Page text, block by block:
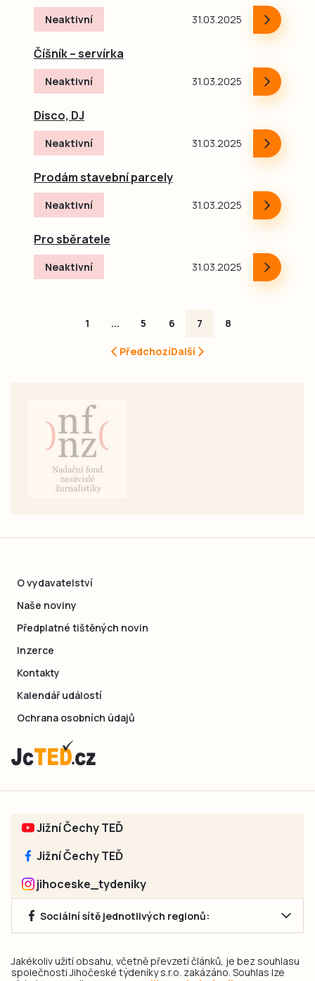
Neaktivní 31.03.2025
Číšník – servírka
Neaktivní 31.03.2025
Disco, DJ
Neaktivní 31.03.2025
Prodám stavební parcely
Neaktivní 31.03.2025
Pro sběratele
Neaktivní 31.03.2025
Předchozí
1 ... 5 6 7 8
Další
O vydavatelství
Naše noviny
Předplatné tištěných novin
Inzerce
Kontakty
Kalendář událostí
Ochrana osobních údajů
Jižní Čechy TEĎ
Jižní Čechy TEĎ
jihoceske_tydeniky
Sociální sítě jednotlivých regionů:
Jakékoliv užití obsahu, včetně převzetí článků, je bez souhlasu
společnosti Jihočeské týdeníky s.r.o. zakázáno. Souhlas lze